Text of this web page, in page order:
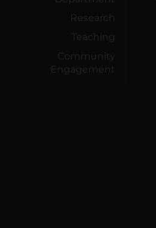
Research
Teaching
Community
Engagement